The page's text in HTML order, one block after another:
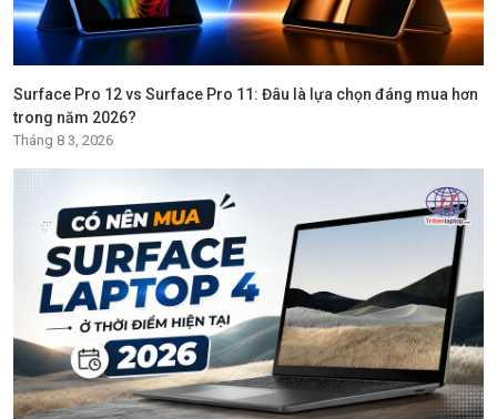
Surface Pro 12 vs Surface Pro 11: Đâu là lựa chọn đáng mua hơn
trong năm 2026?
Tháng 8 3, 2026